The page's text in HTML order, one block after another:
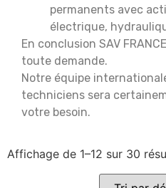
Affichage de 1–12 sur 30
permanents avec
électrique,
En conclusion SAV
toute demande.
Notre équipe
techniciens sera
votre besoin.